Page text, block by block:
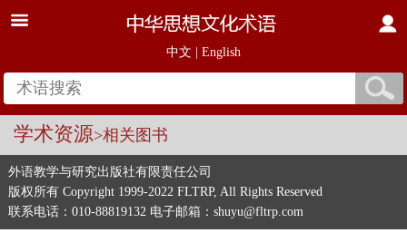
中文 English
学术资源>相关图书
外语教学与研究出版社有限责任公司
版权所有 Copyright 1999-2022 FLTRP, All Rights Reserved
联系电话：010-88819132 电子邮箱：shuyu@fltrp.com